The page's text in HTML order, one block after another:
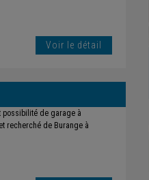
Voir le détail
possibilité de garage à
recherché de Burange à